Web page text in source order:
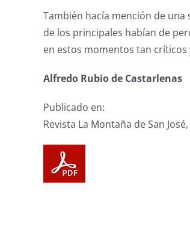
También hacía mención de
de los principales habían de
en estos momentos tan
Alfredo Rubio de Castarlenas
Publicado en:
Revista La Montaña de San